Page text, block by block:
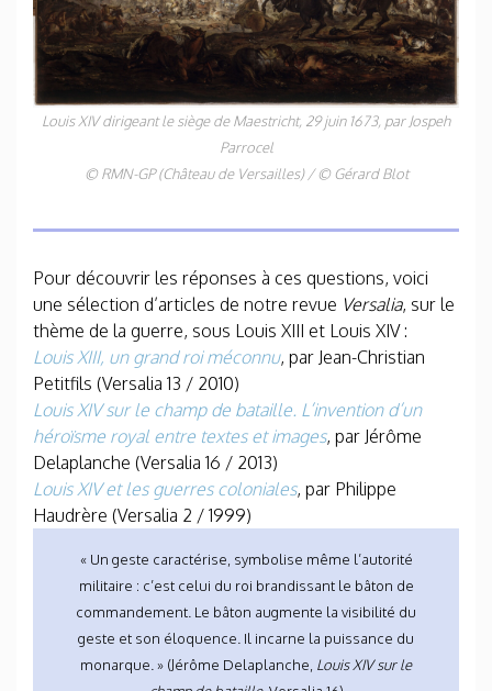
Louis XIV dirigeant le siège de Maestricht, 29 juin 1673, par Jospeh
Parrocel
© RMN-GP (Château de Versailles) / © Gérard Blot
Pour découvrir les réponses à ces questions, voici
une sélection d’articles de notre revue Versalia, sur le
thème de la guerre, sous Louis XIII et Louis XIV :
Louis XIII, un grand roi méconnu, par Jean-Christian
Petitfils (Versalia 13 / 2010)
Louis XIV sur le champ de bataille. L’invention d’un
héroïsme royal entre textes et images, par Jérôme
Delaplanche (Versalia 16 / 2013)
Louis XIV et les guerres coloniales, par Philippe
Haudrère (Versalia 2 / 1999)
« Un geste caractérise, symbolise même l’autorité
militaire : c’est celui du roi brandissant le bâton de
commandement. Le bâton augmente la visibilité du
geste et son éloquence. Il incarne la puissance du
monarque. » (Jérôme Delaplanche, Louis XIV sur le